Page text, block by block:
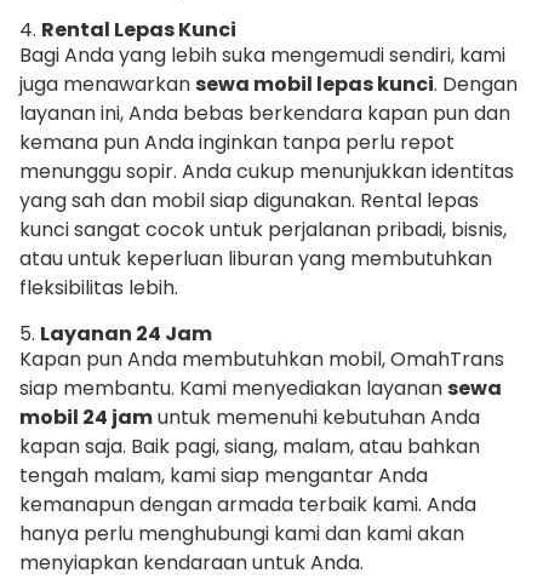
4. Rental Lepas Kunci
Bagi Anda yang lebih suka mengemudi sendiri, kami
juga menawarkansewa mobil lepas kunci. Dengan
layanan ini, Anda bebas berkendara kapan pun dan
kemana pun Anda inginkan tanpa perlu repot
menunggu sopir. Anda cukup menunjukkan identitas
yang sah dan mobil siap digunakan. Rental lepas
kunci sangat cocok untuk perjalanan pribadi, bisnis,
atau untuk keperluan liburan yang membutuhkan
fleksibilitas lebih.
5. Layanan 24 Jam
Kapan pun Anda membutuhkan mobil, OmahTrans
siap membantu. Kami menyediakan layanansewa
mobil 24 jamuntuk memenuhi kebutuhan Anda
kapan saja. Baik pagi, siang, malam, atau bahkan
tengah malam, kami siap mengantar Anda
kemanapun dengan armada terbaik kami. Anda
hanya perlu menghubungi kami dan kami akan
menyiapkan kendaraan untuk Anda.